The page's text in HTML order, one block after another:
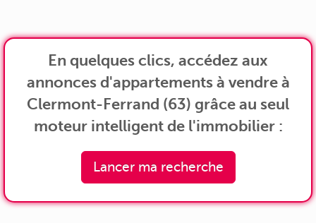
En quelques clics, accédez aux
annonces d'appartements à vendre à
Clermont-Ferrand (63) grâce au seul
moteur intelligent de l'immobilier :
Lancer ma recherche